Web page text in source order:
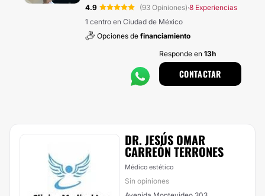
4.9 (93 Opiniones)·8 Experiencias
1 centro en Ciudad de México
Opciones de financiamiento
Responde en 13h
CONTACTAR
DR. JESÚS OMAR
CARREÓN TERRONES
Médico estético
Sin opiniones